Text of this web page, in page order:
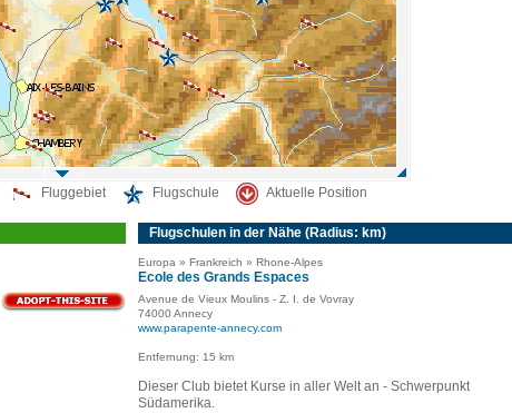
Fluggebiet Flugschule Aktuelle Position
Flugschulen in der Nähe (Radius: km)
Europa » Frankreich » Rhone-Alpes
Ecole des Grands Espaces
Avenue de Vieux Moulins - Z. I. de Vovray
74000 Annecy
www.parapente-annecy.com
Entfernung: 15 km
Dieser Club bietet Kurse in aller Welt an - Schwerpunkt
Südamerika.